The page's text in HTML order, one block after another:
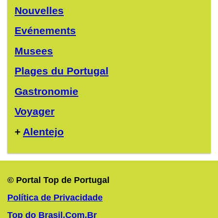
Nouvelles
Evénements
Musees
Plages du Portugal
Gastronomie
Voyager
+ Alentejo
© Portal Top de Portugal
Política de Privacidade
Top do Brasil.Com.Br